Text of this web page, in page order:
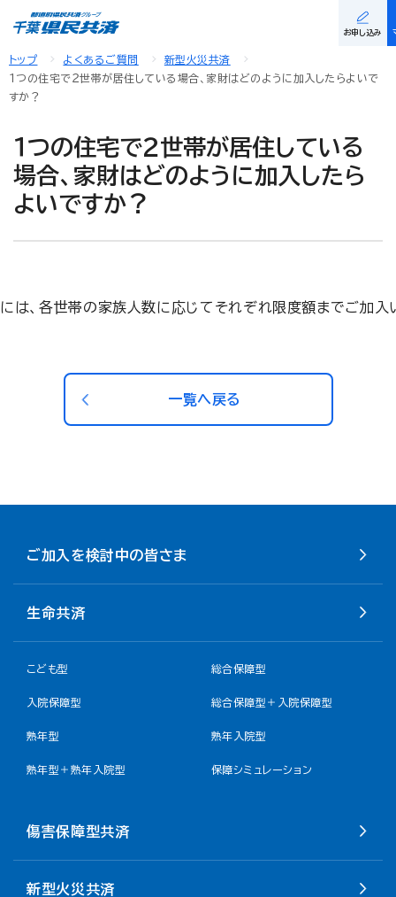
お申し込み
トップ よくあるご質問
新型火災共済
１つの住宅で２世帯が居住している場合、家財はどのように加入したらよいで
すか？
１つの住宅で２世帯が居住している
場合、家財はどのように加入したら
よいですか？
は、各世帯の家族人数に応じてそれぞれ限度額までご加入
一覧へ戻る
ご加入を検討中の皆さま
生命共済
こども型 総合保障型
入院保障型 総合保障型＋入院保障型
熟年型 熟年入院型
熟年型＋熟年入院型 保障シミュレーション
傷害保障型共済
新型火災共済